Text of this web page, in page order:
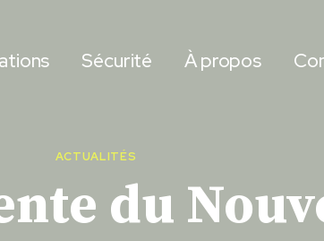
Sécurité À propos
ACTUALITÉS
du